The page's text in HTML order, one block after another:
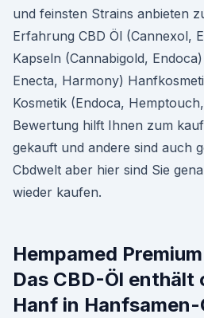
und feinsten Strains anbieten
Erfahrung CBD Öl (Cannexol,
Kapseln (Cannabigold,
Enecta, Harmony)
Kosmetik (Endoca,
Bewertung hilft Ihnen zum
gekauft und andere sind auch
Cbdwelt aber hier sind Sie
wieder kaufen.
Hempamed
Das CBD-Öl enthält
Hanf in Hanfsamen-